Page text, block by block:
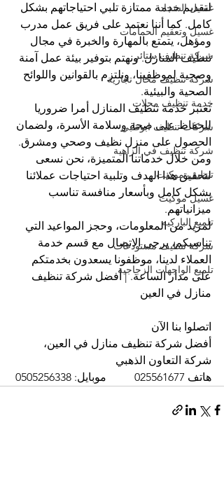
غسيل السجاد
غسيل وتعقيم الحمامات
شركة تنظيف ستائر
شركة تنظيف محال تجارية
خدمة تنظيف محلات
شركات تنظيف ابوظبي
شركة تنظيف في الزاهية
تنظيف موكيت
غسيل موكيت
تلميع الباركيه
شركة تنظيف مستودعات
تلميع الواجهات الزجاجية
لتقديم خدمة ممتازة تلبي احتياجاتهم بشكل
كامل. كما أننا نعتمد على فريق عمل مدرب
ومؤهل، يتمتع بالمهارة والخبرة في مجال
تنظيف المنازل. ونهتم بتوفير بيئة عمل آمنة
وصحية لموظفينا، ونلتزم بالقوانين واللوائح
الصحية والبيئية.
تعتبر خدمة تنظيف المنازل أمرا ضروريا
للحفاظ على صحة وسلامة الأسرة، ولضمان
الحصول على منزل نظيف وصحي ومشرق.
ومن خلال خدماتنا المتميزة، نحن نسعى
لتحقيق هذا الهدف وتلبية احتياجات عملائنا
بشكل كامل وبأسعار منافسة تناسب
ميزانياتهم.
لمزيد من المعلومات، وحجز المواعيد التي
تناسبكم، يرجى الاتصال مع قسم خدمة
العملاء لدينا، موظفونا يسعدون بخدمتكم
على مدار الساعة. | أفضل شركة تنظيف
منازل في العين
اتصلوا بنا الآن
أفضل شركة تنظيف منازل في العين،
شركة التعاون الذهبي
هاتف 025561677          موبايل: 0505256338